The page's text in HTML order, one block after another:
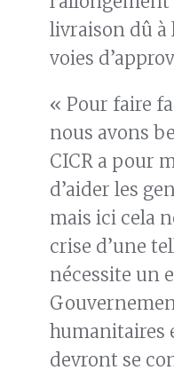
livraison dû à
voies
« Pour faire
nous avons
CICR a pour
d’aider les
mais ici cela
crise d’une
nécessite un
humanitaires
devront se